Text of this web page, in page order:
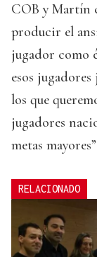
COB y Martín
producir el
jugador como
esos jugadores
los que
jugadores
metas
RELACIONADO